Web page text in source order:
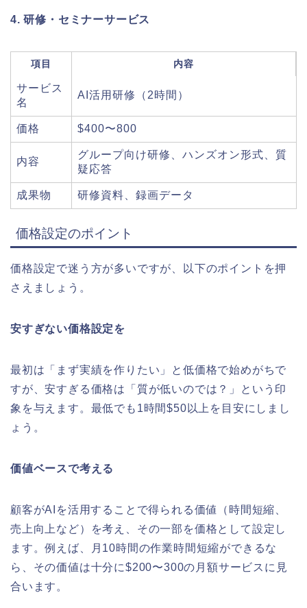
4. 研修・セミナーサービス
項目 内容
サービス
名
AI活用研修（2時間）
価格 $400〜800
内容
グループ向け研修、ハンズオン形式、質
疑応答
成果物 研修資料、録画データ
価格設定のポイント
価格設定で迷う方が多いですが、以下のポイントを押
さえましょう。
安すぎない価格設定を
最初は「まず実績を作りたい」と低価格で始めがちで
すが、安すぎる価格は「質が低いのでは？」という印
象を与えます。最低でも1時間$50以上を目安にしまし
ょう。
価値ベースで考える
顧客がAIを活用することで得られる価値（時間短縮、
売上向上など）を考え、その一部を価格として設定し
ます。例えば、月10時間の作業時間短縮ができるな
ら、その価値は十分に$200〜300の月額サービスに見
合います。